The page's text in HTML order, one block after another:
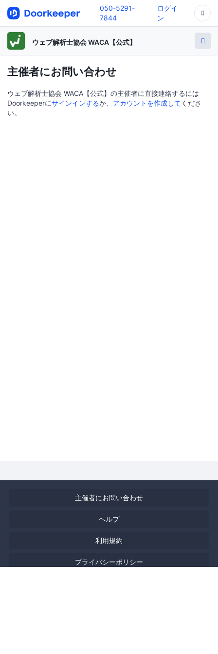
050-5291-
7844
ログイ
ン
ウェブ解析士協会 WACA【公式】
主催者にお問い合わせ
ウェブ解析士協会 WACA【公式】の主催者に直接連絡するには
Doorkeeperにサインインするか、 アカウントを作成して くださ
い。
主催者にお問い合わせ
ヘルプ
利用規約
プライバシーポリシー